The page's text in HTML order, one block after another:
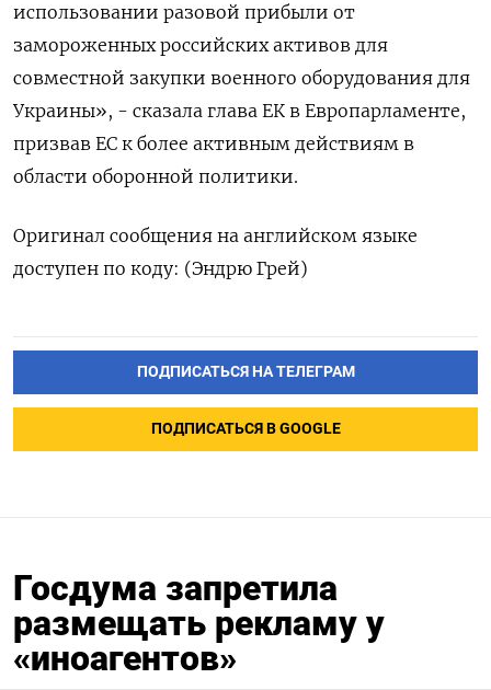
использовании разовой прибыли от
замороженных российских активов для
совместной закупки военного оборудования для
Украины», - сказала глава ЕК в Европарламенте,
призвав ЕС к более активным действиям в
области оборонной политики.
Оригинал сообщения на английском языке
доступен по коду: (Эндрю Грей)
ПОДПИСАТЬСЯ НА ТЕЛЕГРАМ
ПОДПИСАТЬСЯ В GOOGLE
Госдума запретила
размещать рекламу у
«иноагентов»